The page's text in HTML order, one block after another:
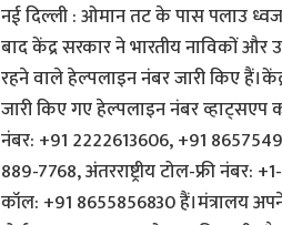
नई दिल्ली : ओमान तट के पास पलाउ
बाद केंद्र सरकार ने भारतीय नाविकों
रहने वाले हेल्पलाइन नंबर जारी किए
जारी किए गए हेल्पलाइन नंबर
नंबर: +91 2222613606, +91
889-7768, अंतरराष्ट्रीय टोल-फ्री
कॉल: +91 8655856830 हैं।मंत्रालय